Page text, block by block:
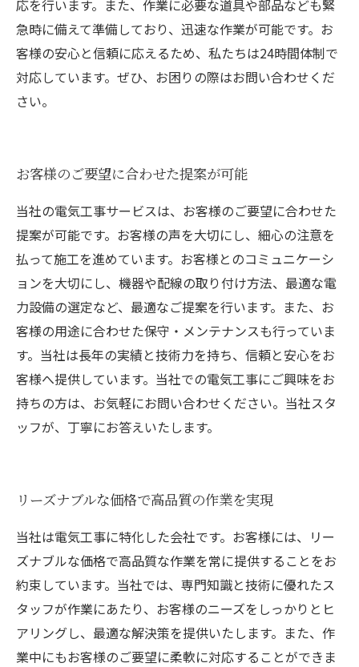
応を行います。また、作業に必要な道具や部品なども緊
急時に備えて準備しており、迅速な作業が可能です。お
客様の安心と信頼に応えるため、私たちは24時間体制で
対応しています。ぜひ、お困りの際はお問い合わせくだ
さい。
お客様のご要望に合わせた提案が可能
当社の電気工事サービスは、お客様のご要望に合わせた
提案が可能です。お客様の声を大切にし、細心の注意を
払って施工を進めています。お客様とのコミュニケーシ
ョンを大切にし、機器や配線の取り付け方法、最適な電
力設備の選定など、最適なご提案を行います。また、お
客様の用途に合わせた保守・メンテナンスも行っていま
す。当社は長年の実績と技術力を持ち、信頼と安心をお
客様へ提供しています。当社での電気工事にご興味をお
持ちの方は、お気軽にお問い合わせください。当社スタ
ッフが、丁寧にお答えいたします。
リーズナブルな価格で高品質の作業を実現
当社は電気工事に特化した会社です。お客様には、リー
ズナブルな価格で高品質な作業を常に提供することをお
約束しています。当社では、専門知識と技術に優れたス
タッフが作業にあたり、お客様のニーズをしっかりとヒ
アリングし、最適な解決策を提供いたします。また、作
業中にもお客様のご要望に柔軟に対応することができま